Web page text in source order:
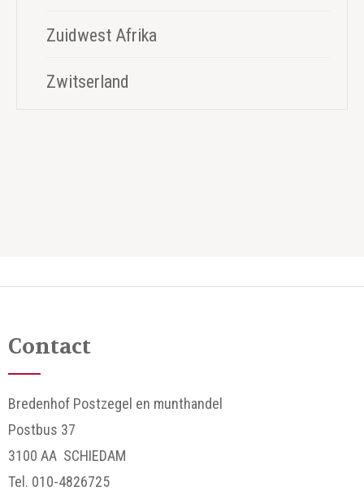
Zuidwest Afrika
Zwitserland
Contact
Bredenhof Postzegel en munthandel
Postbus 37
3100 AA SCHIEDAM
Tel. 010-4826725